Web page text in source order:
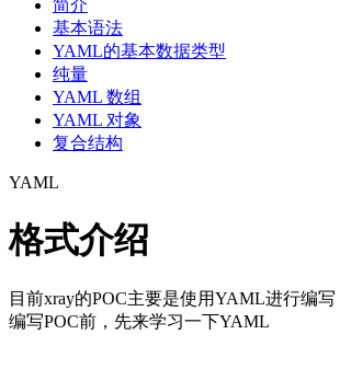
简介
基本语法
YAML的基本数据类型
纯量
YAML 数组
YAML 对象
复合结构
YAML
格式介绍
目前xray的POC主要是使用YAML进行编
编写POC前，先来学习一下YAML